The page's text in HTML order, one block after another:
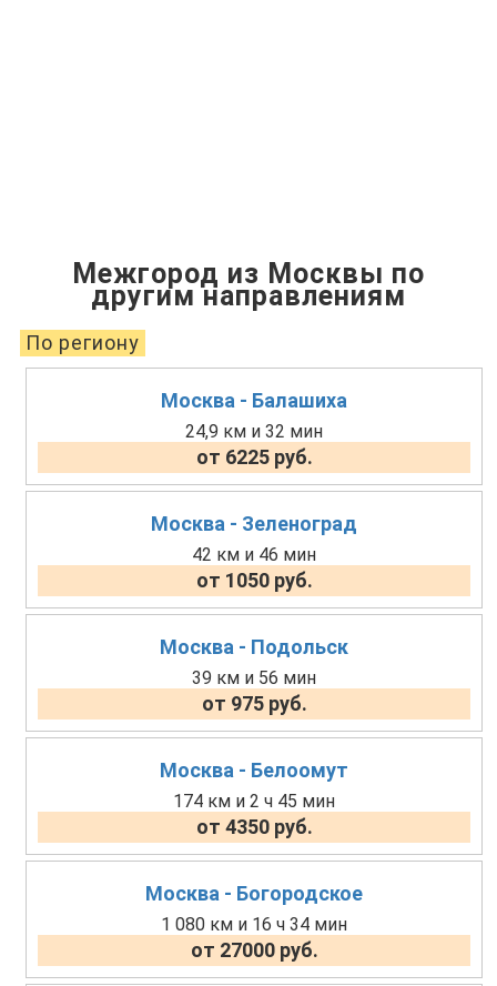
Межгород из Москвы по
другим направлениям
По региону
Москва - Балашиха
24,9 км и 32 мин
от 6225 руб.
Москва - Зеленоград
42 км и 46 мин
от 1050 руб.
Москва - Подольск
39 км и 56 мин
от 975 руб.
Москва - Белоомут
174 км и 2 ч 45 мин
от 4350 руб.
Москва - Богородское
1 080 км и 16 ч 34 мин
от 27000 руб.